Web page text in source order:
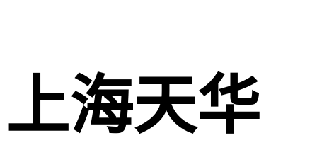
上海天华